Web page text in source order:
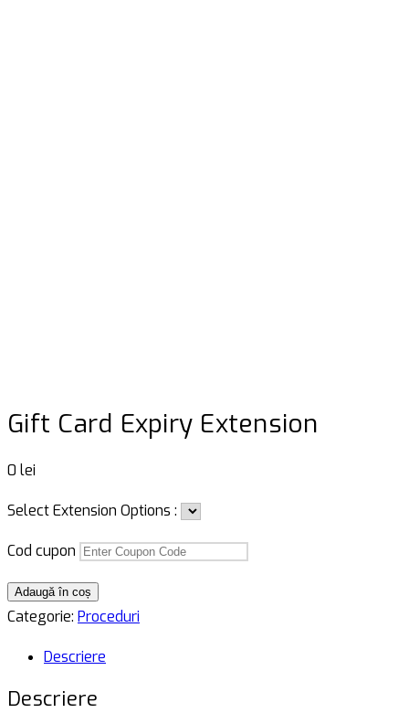
Gift Card Expiry Extension
0 lei
Select Extension Options :
Cod cupon
Cantitate
Gift
Expiry
Extension
Adaugă în coș
Categorie: Proceduri
Descriere
Descriere